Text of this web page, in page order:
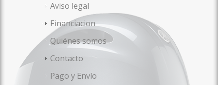
Aviso legal
Financiacion
Quiénes somos
Contacto
Pago y Envío